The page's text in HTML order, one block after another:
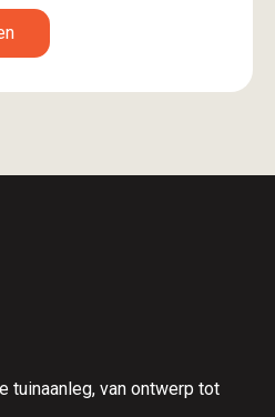
tuinaanleg, van ontwerp tot